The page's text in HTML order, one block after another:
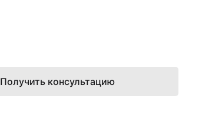
Получить консультацию